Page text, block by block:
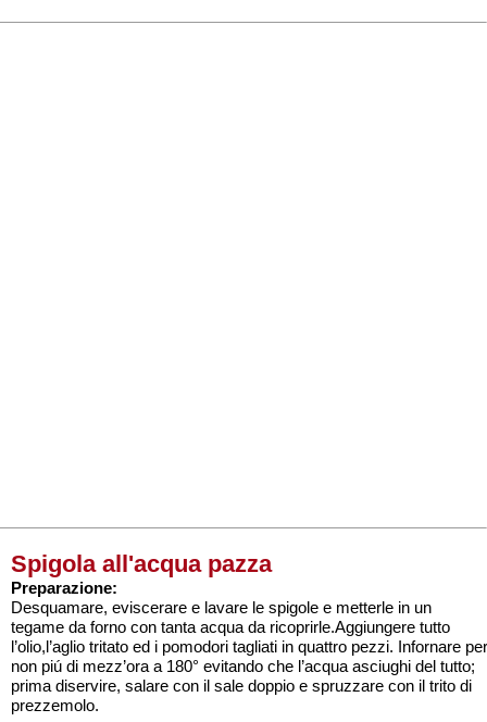
Spigola all'acqua pazza
Preparazione:
Desquamare, eviscerare e lavare le spigole e metterle in un
tegame da forno con tanta acqua da ricoprirle.Aggiungere tutto
l’olio,l’aglio tritato ed i pomodori tagliati in quattro pezzi. Infornare per
non piú di mezz’ora a 180° evitando che l’acqua asciughi del tutto;
prima diservire, salare con il sale doppio e spruzzare con il trito di
prezzemolo.